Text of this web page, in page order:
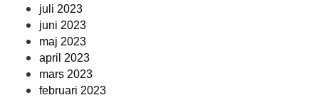
juli 2023
juni 2023
maj 2023
april 2023
mars 2023
februari 2023